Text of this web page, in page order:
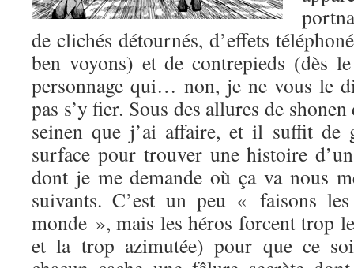
de clichés détournés, d’effets
ben voyons) et de contrepieds (dès
personnage qui… non, je ne vous le
pas s’y fier. Sous des allures de
seinen que j’ai affaire, et il suffit de
surface pour trouver une histoire
dont je me demande où ça va nous
suivants. C’est un peu « faisons
monde », mais les héros forcent trop
et la trop azimutée) pour que ce